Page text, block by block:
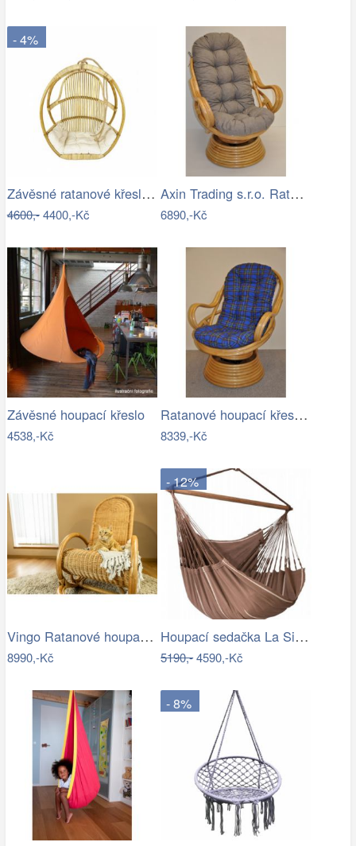
- 4%
Závěsné ratanové křeslo GOLDIE - světlý…
4600,-4400,-Kč
Axin Trading s.r.o. Ratanové houpací…
6890,-Kč
Závěsné houpací křeslo
4538,-Kč
Ratanové houpací křeslo - AX
8339,-Kč
Vingo Ratanové houpací křeslo - medové
8990,-Kč
- 12%
Houpací sedačka La Siesta HABANA - IN
5190,-4590,-Kč
- 8%